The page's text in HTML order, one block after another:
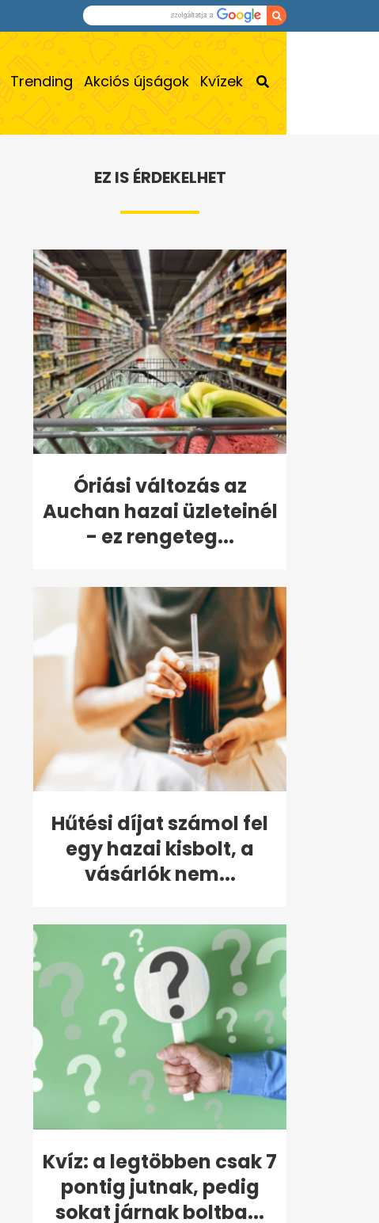
Trending Akciós újságok Kvízek
EZ IS ÉRDEKELHET
Óriási változás az
Auchan hazai üzleteinél
- ez rengeteg...
Hűtési díjat számol fel
egy hazai kisbolt, a
vásárlók nem...
Kvíz: a legtöbben csak 7
pontig jutnak, pedig
sokat járnak boltba...